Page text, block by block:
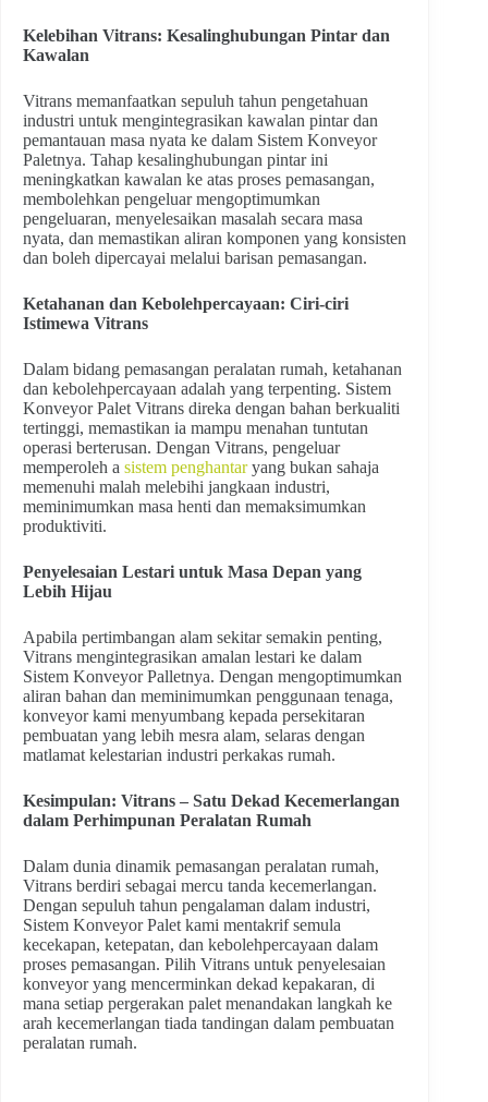
Kelebihan Vitrans: Kesalinghubungan Pintar dan
Kawalan
Vitrans memanfaatkan sepuluh tahun pengetahuan
industri untuk mengintegrasikan kawalan pintar dan
pemantauan masa nyata ke dalam Sistem Konveyor
Paletnya. Tahap kesalinghubungan pintar ini
meningkatkan kawalan ke atas proses pemasangan,
membolehkan pengeluar mengoptimumkan
pengeluaran, menyelesaikan masalah secara masa
nyata, dan memastikan aliran komponen yang konsisten
dan boleh dipercayai melalui barisan pemasangan.
Ketahanan dan Kebolehpercayaan: Ciri-ciri
Istimewa Vitrans
Dalam bidang pemasangan peralatan rumah, ketahanan
dan kebolehpercayaan adalah yang terpenting. Sistem
Konveyor Palet Vitrans direka dengan bahan berkualiti
tertinggi, memastikan ia mampu menahan tuntutan
operasi berterusan. Dengan Vitrans, pengeluar
memperoleh a sistem penghantaryang bukan sahaja
memenuhi malah melebihi jangkaan industri,
meminimumkan masa henti dan memaksimumkan
produktiviti.
Penyelesaian Lestari untuk Masa Depan yang
Lebih Hijau
Apabila pertimbangan alam sekitar semakin penting,
Vitrans mengintegrasikan amalan lestari ke dalam
Sistem Konveyor Palletnya. Dengan mengoptimumkan
aliran bahan dan meminimumkan penggunaan tenaga,
konveyor kami menyumbang kepada persekitaran
pembuatan yang lebih mesra alam, selaras dengan
matlamat kelestarian industri perkakas rumah.
Kesimpulan: Vitrans – Satu Dekad Kecemerlangan
dalam Perhimpunan Peralatan Rumah
Dalam dunia dinamik pemasangan peralatan rumah,
Vitrans berdiri sebagai mercu tanda kecemerlangan.
Dengan sepuluh tahun pengalaman dalam industri,
Sistem Konveyor Palet kami mentakrif semula
kecekapan, ketepatan, dan kebolehpercayaan dalam
proses pemasangan. Pilih Vitrans untuk penyelesaian
konveyor yang mencerminkan dekad kepakaran, di
mana setiap pergerakan palet menandakan langkah ke
arah kecemerlangan tiada tandingan dalam pembuatan
peralatan rumah.